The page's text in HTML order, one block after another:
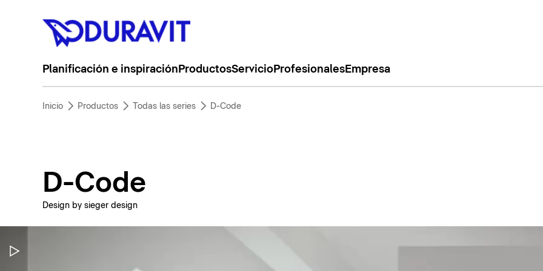
Planificación e inspiración ProductosServicioProfesionalesEmpresa
Inicio Productos Todas las series D-Code
D-Code
Design by sieger design
Pausar vídeo